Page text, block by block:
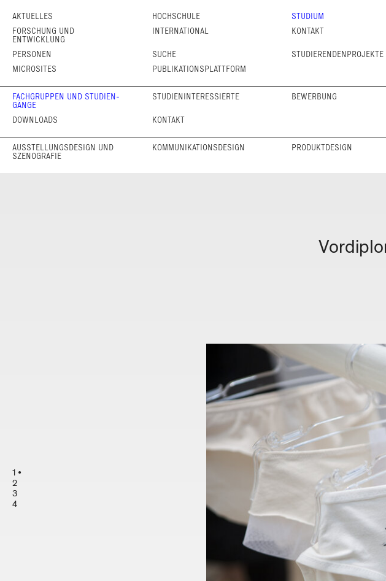
AKTUELLES HOCHSCHULE STUDIUM
FORSCHUNG UND
ENTWICKLUNG
INTERNATIONAL KONTAKT
PERSONEN SUCHE STUDIERENDENPROJEKTE
MICROSITES
PUBLIKATIONSPLATTFORM
FACHGRUPPEN UND STUDIEN­
GÄNGE
STUDIENINTERESSIERTE BEWERBUNG
DOWNLOADS
KONTAKT
AUSSTELLUNGS­DESIGN UND
SZENOGRAFIE
KOMMUNIKATIONS­DESIGN PRODUKT­DESIGN
1
2
3
4